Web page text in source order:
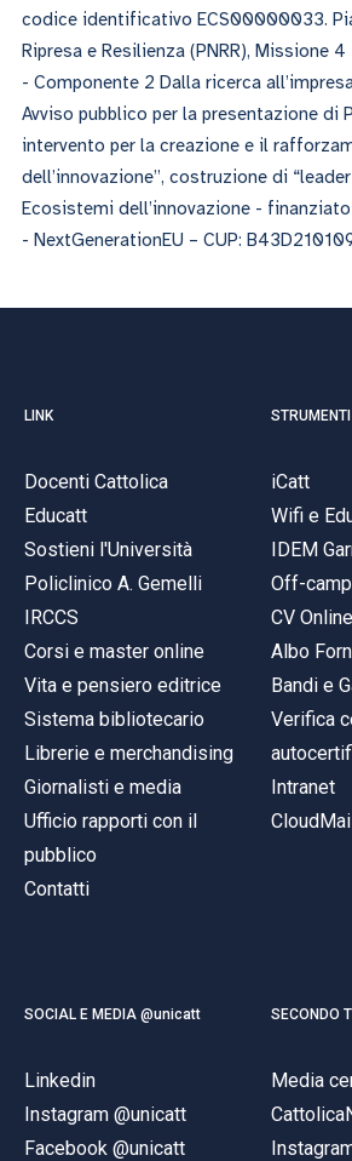
codice identificativo ECS00000033.
Ripresa e Resilienza (PNRR), Missione
- Componente 2 Dalla ricerca
Avviso pubblico per la presentazione di
intervento per la creazione e il
dell’innovazione”, costruzione di
Ecosistemi dell’innovazione - finanziato
- NextGenerationEU – CUP:
LINK
Docenti Cattolica
Educatt
Sostieni l'Università
Policlinico A. Gemelli
IRCCS
Corsi e master online
Vita e pensiero editrice
Sistema bibliotecario
Librerie e merchandising
Giornalisti e media
Ufficio rapporti con il
pubblico
Contatti
STRUMENTI
iCatt
Wifi e
IDEM
Off-
CV Online
Albo
Bandi e
Verifica
Intranet
SOCIAL E MEDIA @unicatt
Linkedin
Instagram @unicatt
Facebook @unicatt
SECONDO
Media